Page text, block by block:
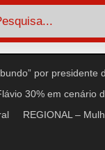
por presidente
30% em cenário
REGIONAL –